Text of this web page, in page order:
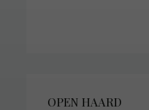
OPEN HAARD